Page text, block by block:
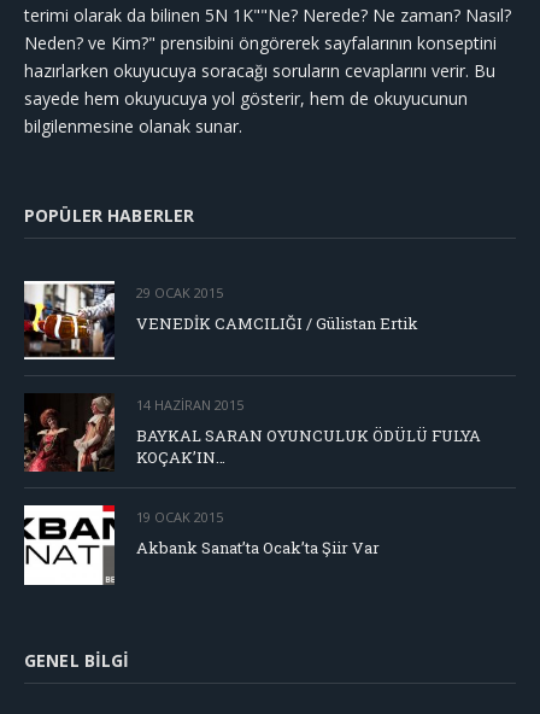
terimi olarak da bilinen 5N 1K""Ne? Nerede? Ne zaman? Nasıl?
Neden? ve Kim?" prensibini öngörerek sayfalarının konseptini
hazırlarken okuyucuya soracağı soruların cevaplarını verir. Bu
sayede hem okuyucuya yol gösterir, hem de okuyucunun
bilgilenmesine olanak sunar.
POPÜLER HABERLER
29 OCAK 2015
VENEDİK CAMCILIĞI / Gülistan Ertik
14 HAZIRAN 2015
BAYKAL SARAN OYUNCULUK ÖDÜLÜ FULYA
KOÇAK’IN…
19 OCAK 2015
Akbank Sanat’ta Ocak’ta Şiir Var
GENEL BILGI